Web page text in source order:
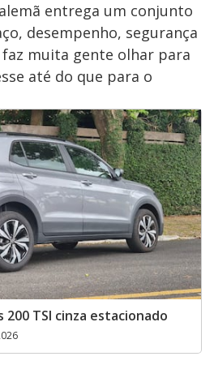
entrega um conjunto
desempenho, segurança
muita gente olhar para
até do que para o
200 TSI cinza estacionado